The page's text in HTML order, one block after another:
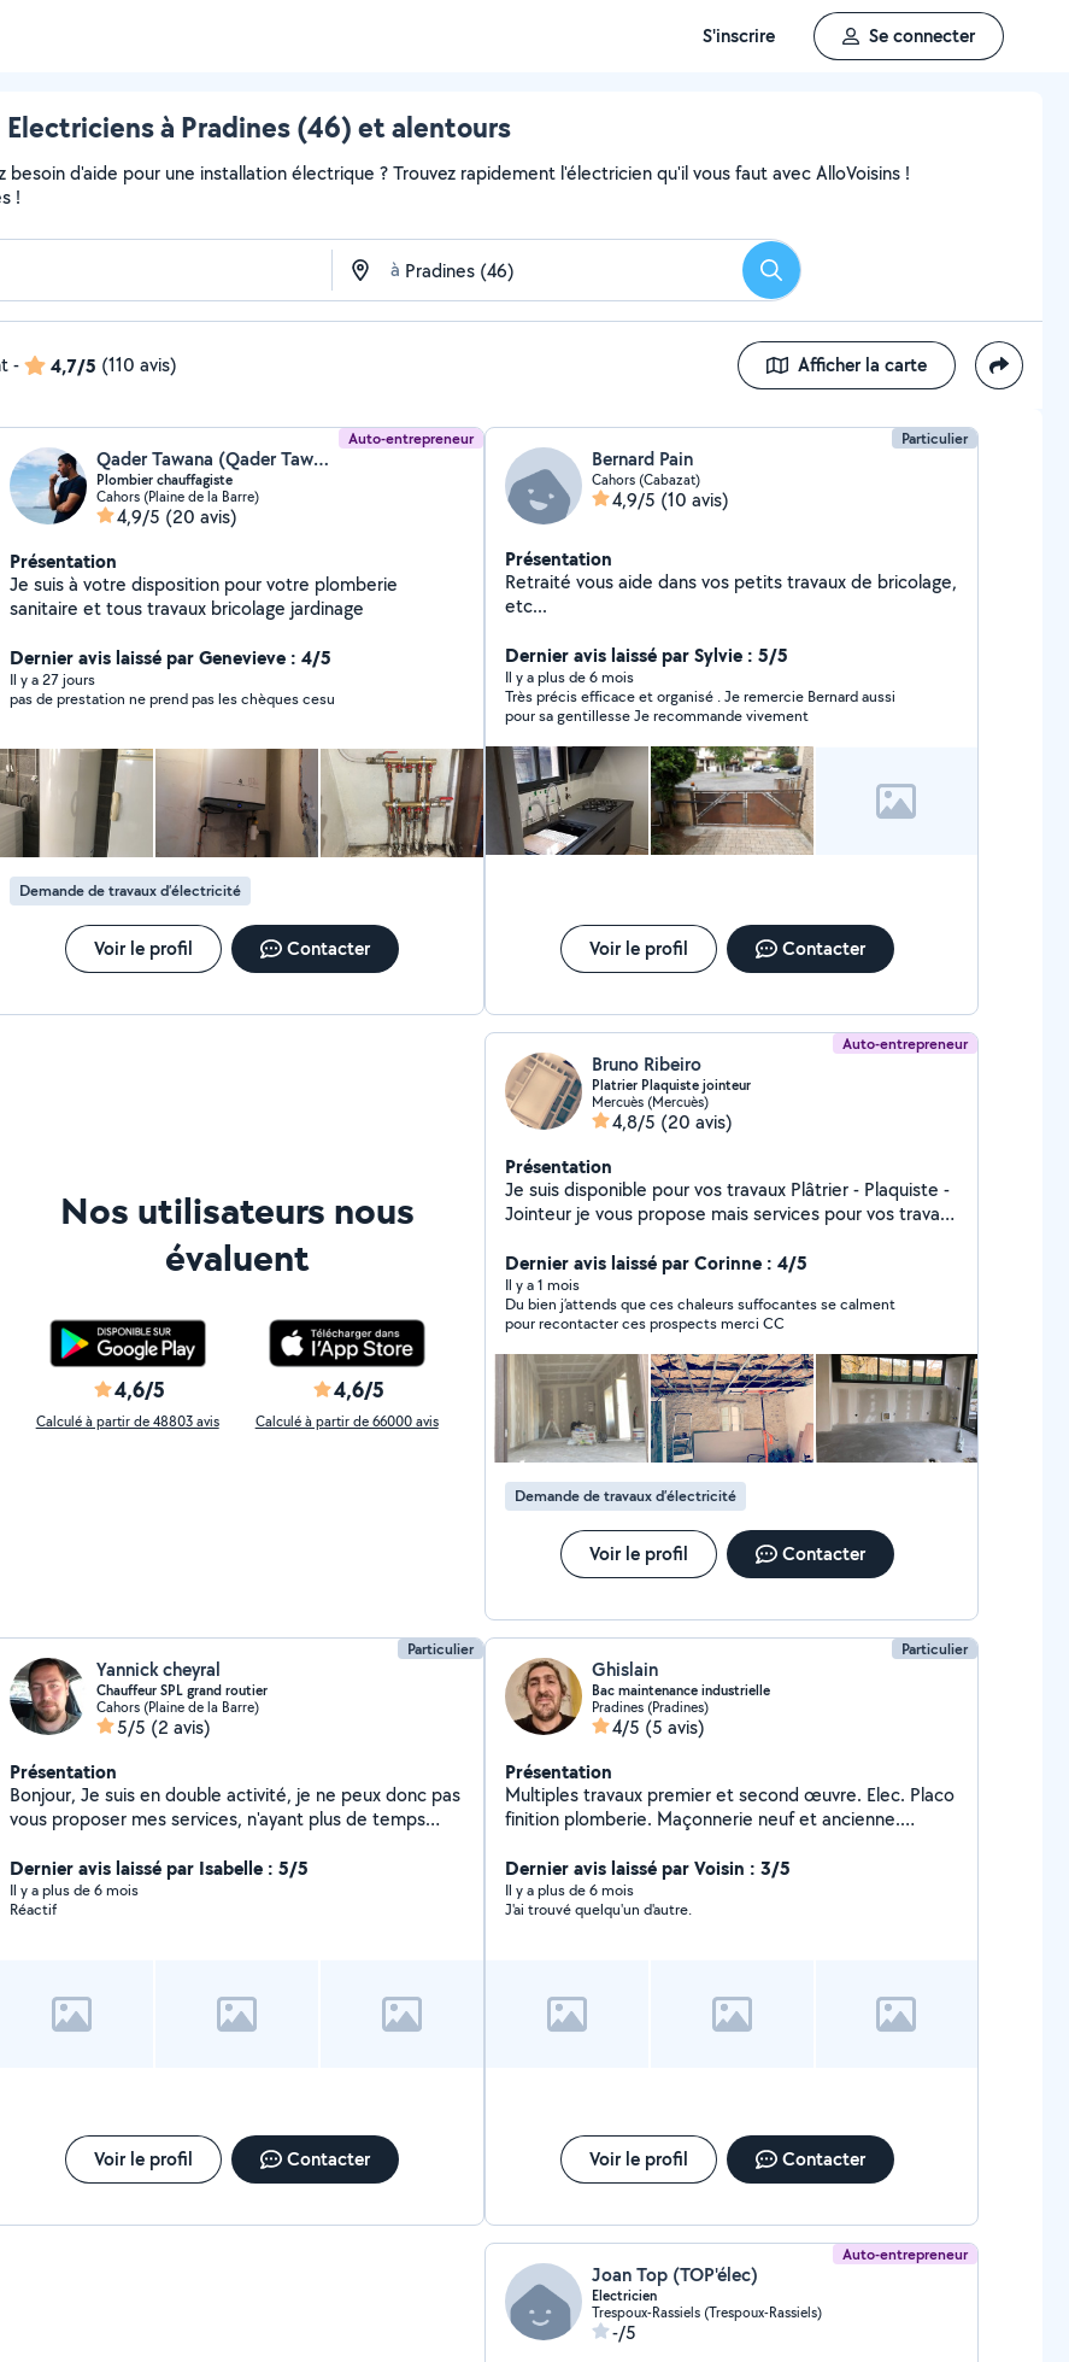
S'inscrire Se connecter
Electriciens à Pradines (46) et alentours
d'aide pour une installation électrique ? Trouvez rapidement l'électricien qu'il vous faut avec AlloVoisins !
!
à Rechercher
- 4,7/5 (110 avis) Afficher la carte
Auto-entrepreneur
Qader Tawana (Qader Tawana)
Plombier chauffagiste
Cahors (Plaine de la Barre)
4,9/5 (20 avis)
Présentation
Je suis à votre disposition pour votre plomberie
sanitaire et tous travaux bricolage jardinage
Dernier avis laissé par Genevieve : 4/5
Il y a 27 jours
pas de prestation ne prend pas les chèques cesu
Demande de travaux d’électricité
Voir le profil Contacter
Particulier
Bernard Pain
Cahors (Cabazat)
4,9/5 (10 avis)
Présentation
Retraité vous aide dans vos petits travaux de bricolage,
etc...
Dernier avis laissé par Sylvie : 5/5
Il y a plus de 6 mois
Très précis efficace et organisé . Je remercie Bernard aussi
pour sa gentillesse Je recommande vivement
Voir le profil Contacter
Nos utilisateurs nous
évaluent
4,6/5
Calculé à partir de 48803 avis
4,6/5
Calculé à partir de 66000 avis
Auto-entrepreneur
Bruno Ribeiro
Platrier Plaquiste jointeur
Mercuès (Mercuès)
4,8/5 (20 avis)
Présentation
Je suis disponible pour vos travaux Plâtrier - Plaquiste -
Jointeur je vous propose mais services pour vos travaux
Placo ( plafond / doublage / cloison / isolation Joints
Plâtreries ( plâtre à l'ancienne / montages de cloisons
brique Démolitions J'espère vous aider dans vos
projets hésitez pas je suis à votre écoute pour vos
projets photos de chantier réaliser sur demande
Dernier avis laissé par Corinne : 4/5
Il y a 1 mois
Du bien j’attends que ces chaleurs suffocantes se calment
pour recontacter ces prospects merci CC
Demande de travaux d’électricité
Voir le profil Contacter
Particulier
Yannick cheyral
Chauffeur SPL grand routier
Cahors (Plaine de la Barre)
5/5 (2 avis)
Présentation
Bonjour, Je suis en double activité, je ne peux donc pas
vous proposer mes services, n'ayant plus de temps
de certains coups de mains. En vous remerciant pour
votre confiance que vous m'avez accordée. Yannick.
Dernier avis laissé par Isabelle : 5/5
Il y a plus de 6 mois
Réactif
Voir le profil Contacter
Particulier
Ghislain
Bac maintenance industrielle
Pradines (Pradines)
4/5 (5 avis)
Présentation
Multiples travaux premier et second œuvre. Elec. Placo
finition plomberie. Maçonnerie neuf et ancienne.
électrique. Pausse de fenêtres. Diagnostic électrique.
Charpente. Ouverture de fenêtres ect
Dernier avis laissé par Voisin : 3/5
Il y a plus de 6 mois
J'ai trouvé quelqu'un d'autre.
Voir le profil Contacter
Auto-entrepreneur
Joan Top (TOP'élec)
Electricien
Trespoux-Rassiels (Trespoux-Rassiels)
-/5